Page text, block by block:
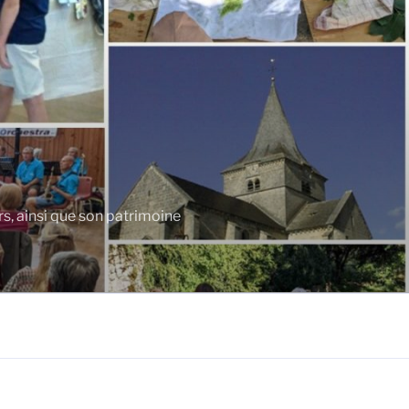
ainsi que son patrimoine